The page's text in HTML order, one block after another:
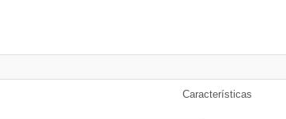
Características